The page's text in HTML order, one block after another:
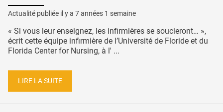
Actualité publiée il y a 7 années 1 semaine
« Si vous leur enseignez, les infirmières se soucieront… »,
écrit cette équipe infirmière de l’Université de Floride et du
Florida Center for Nursing, à l' ...
LIRE LA SUITE